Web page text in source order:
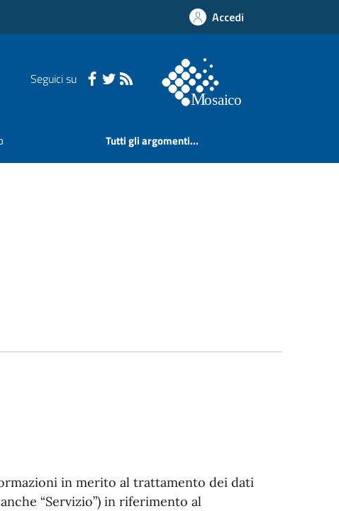
Accedi
Seguici su
Tutti gli argomenti...
in merito al trattamento dei dati
“Servizio”) in riferimento al